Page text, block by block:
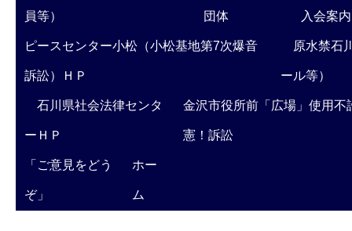
員等） 団体 入会案内
ピースセンター小松（小松基地第7次爆音
訴訟）ＨＰ
原水禁石
ール等）
石川県社会法律センタ
ーＨＰ
金沢市役所前「広場」使用不
憲！訴訟
「ご意見をどう
ぞ」
ホー
ム